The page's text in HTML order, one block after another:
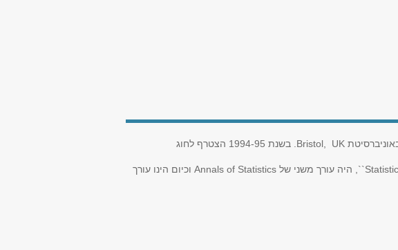
UK
.Bristol,
בשנת 1994-95 הצטרף לחוג
, היה עורך משני של Annals of Statistics וכיום הינו עורך